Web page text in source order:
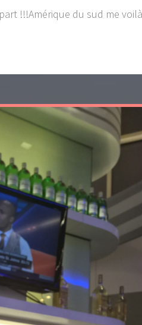
!!!Amérique du sud me